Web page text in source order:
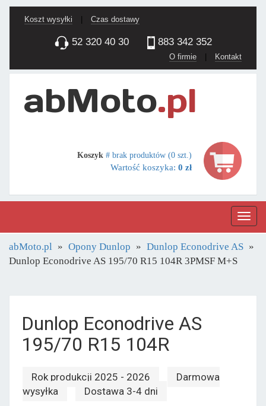
Koszt wysyłki Czas dostawy
52 320 40 30 883 342 352
O firmie | Kontakt
Koszyk # brak produktów (0 szt.)
Wartość koszyka: 0 zł
abMoto.pl Opony Dunlop
Dunlop Econodrive AS
Dunlop Econodrive AS 195/70 R15 104R 3PMSF M+S
Dunlop Econodrive AS
195/70 R15 104R
Rok produkcji 2025 - 2026
Darmowa
wysyłka
Dostawa 3-4 dni